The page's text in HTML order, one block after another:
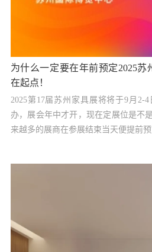
为什么一定要在年前预定2025
在起点！
2025第17届苏州家具展将将于9月2-
办，展会年中才开，现在定展位是不
来越多的展商在参展结束当天便提前